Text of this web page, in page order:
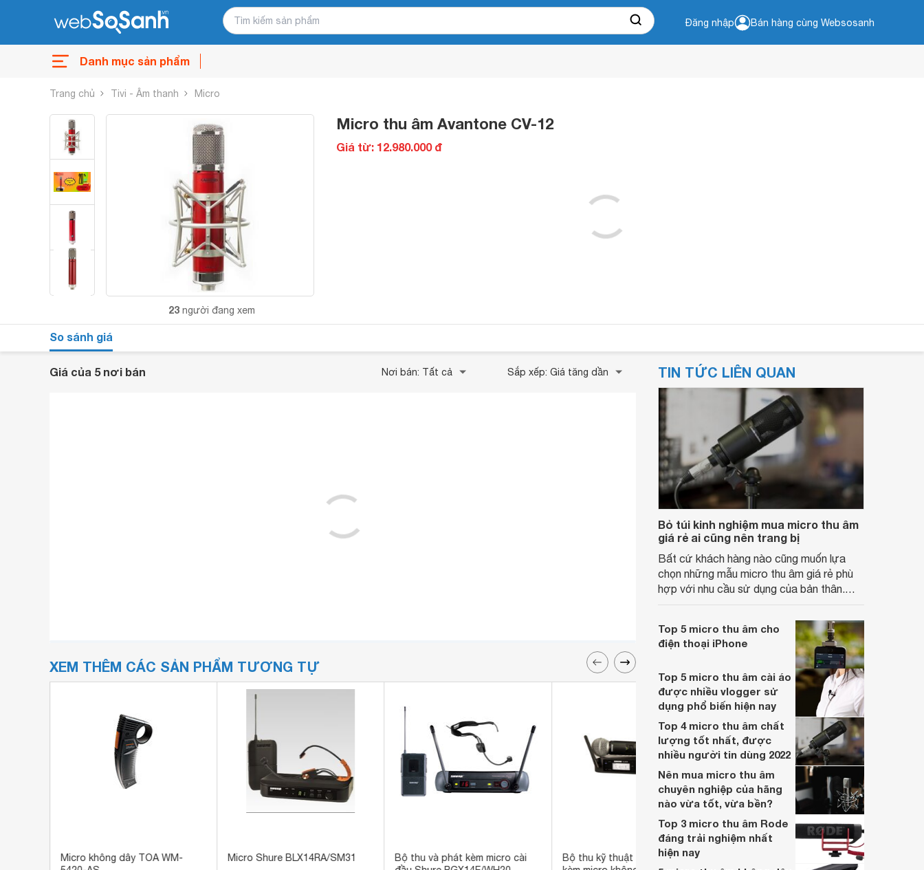
Đăng nhập Bán hàng cùng Websosanh
Danh mục sản phẩm
Trang chủ Tivi - Âm thanh Micro
23 người đang xem
Micro thu âm Avantone CV-12
Giá từ: 12.980.000 đ
So sánh giá
Giá của 5 nơi bán Nơi bán: Tất cả Sắp xếp: Giá tăng dần
XEM THÊM CÁC SẢN PHẨM TƯƠNG TỰ
Micro không dây TOA WM-
Micro Shure BLX14RA/SM31
Bộ thu và phát kèm micro cài
Bộ thu kỹ thuật số và bộ phát
Micro đa hướng để bàn Cisco
TIN TỨC LIÊN QUAN
Bỏ túi kinh nghiệm mua micro thu âm
giá rẻ ai cũng nên trang bị
Bất cứ khách hàng nào cũng muốn lựa
chọn những mẫu micro thu âm giá rẻ phù
hợp với nhu cầu sử dụng của bản thân.
bạn một số kinh nghiệm mua micro giá rẻ.
Top 5 micro thu âm cho
điện thoại iPhone
Top 5 micro thu âm cài áo
được nhiều vlogger sử
dụng phổ biến hiện nay
Top 4 micro thu âm chất
lượng tốt nhất, được
nhiều người tin dùng 2022
Nên mua micro thu âm
chuyên nghiệp của hãng
nào vừa tốt, vừa bền?
Top 3 micro thu âm Rode
đáng trải nghiệm nhất
hiện nay